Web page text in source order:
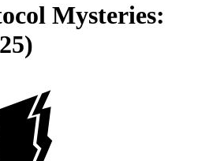
Mysteries: